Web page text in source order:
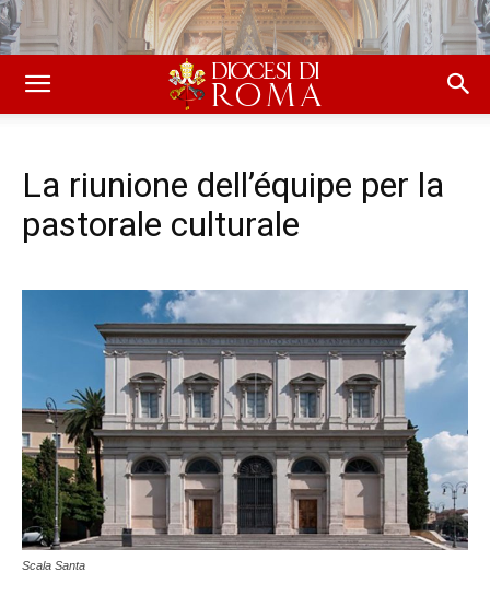
La riunione dell’équipe per la
pastorale culturale
Scala Santa